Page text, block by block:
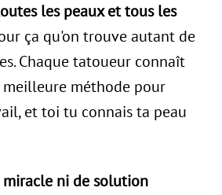
les peaux et tous les
ça qu'on trouve autant de
Chaque tatoueur connaît
méthode pour
et toi tu connais ta peau
miracle ni de solution